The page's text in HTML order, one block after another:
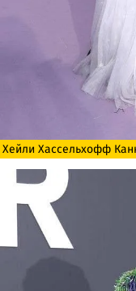
Хейли Хассельхофф